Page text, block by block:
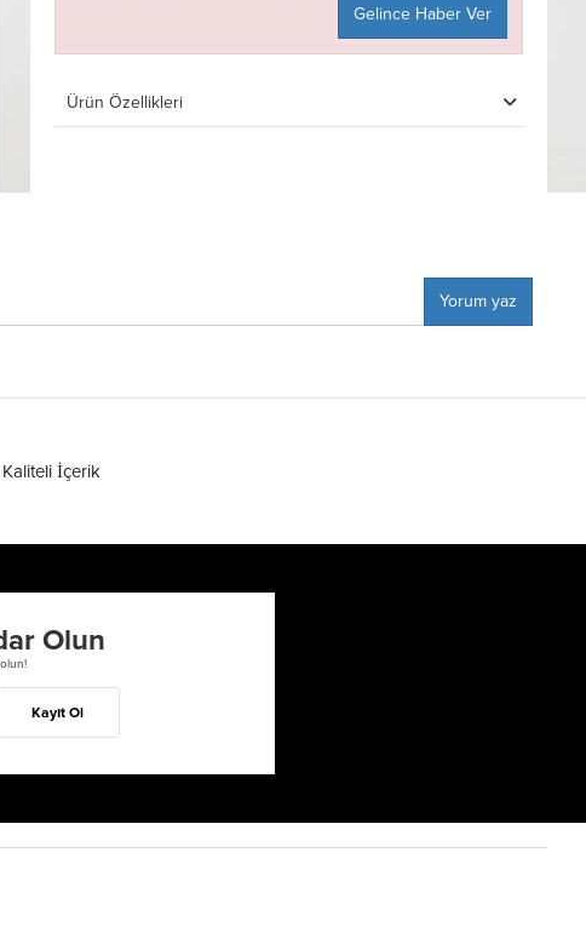
Gelince Haber Ver
Ürün Özellikleri
Yorum yaz
İçerik
Olun
Kayıt Ol